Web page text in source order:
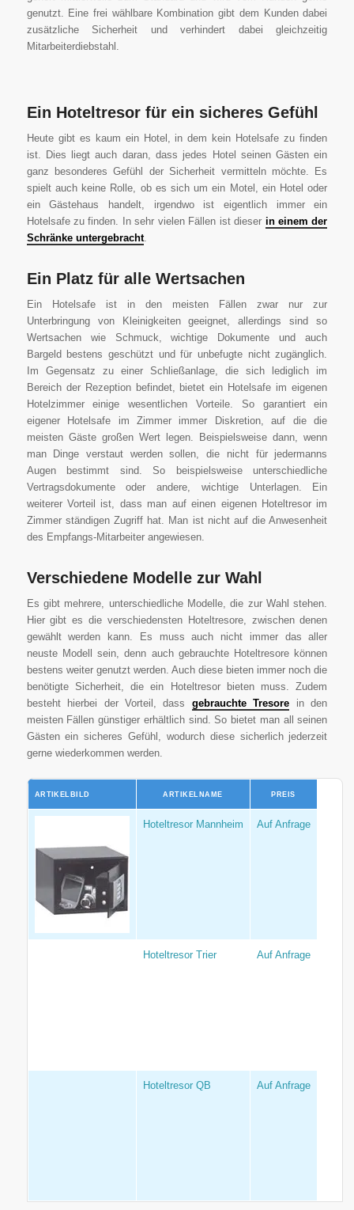
genutzt. Eine frei wählbare Kombination gibt dem Kunden dabei
zusätzliche Sicherheit und verhindert dabei gleichzeitig
Mitarbeiterdiebstahl.
Ein Hoteltresor für ein sicheres Gefühl
Heute gibt es kaum ein Hotel, in dem kein Hotelsafe zu finden
ist. Dies liegt auch daran, dass jedes Hotel seinen Gästen ein
ganz besonderes Gefühl der Sicherheit vermitteln möchte. Es
spielt auch keine Rolle, ob es sich um ein Motel, ein Hotel oder
ein Gästehaus handelt, irgendwo ist eigentlich immer ein
Hotelsafe zu finden. In sehr vielen Fällen ist dieser in einem der
Schränke untergebracht.
Ein Platz für alle Wertsachen
Ein Hotelsafe ist in den meisten Fällen zwar nur zur
Unterbringung von Kleinigkeiten geeignet, allerdings sind so
Wertsachen wie Schmuck, wichtige Dokumente und auch
Bargeld bestens geschützt und für unbefugte nicht zugänglich.
Im Gegensatz zu einer Schließanlage, die sich lediglich im
Bereich der Rezeption befindet, bietet ein Hotelsafe im eigenen
Hotelzimmer einige wesentlichen Vorteile. So garantiert ein
eigener Hotelsafe im Zimmer immer Diskretion, auf die die
meisten Gäste großen Wert legen. Beispielsweise dann, wenn
man Dinge verstaut werden sollen, die nicht für jedermanns
Augen bestimmt sind. So beispielsweise unterschiedliche
Vertragsdokumente oder andere, wichtige Unterlagen. Ein
weiterer Vorteil ist, dass man auf einen eigenen Hoteltresor im
Zimmer ständigen Zugriff hat. Man ist nicht auf die Anwesenheit
des Empfangs-Mitarbeiter angewiesen.
Verschiedene Modelle zur Wahl
Es gibt mehrere, unterschiedliche Modelle, die zur Wahl stehen.
Hier gibt es die verschiedensten Hoteltresore, zwischen denen
gewählt werden kann. Es muss auch nicht immer das aller
neuste Modell sein, denn auch gebrauchte Hoteltresore können
bestens weiter genutzt werden. Auch diese bieten immer noch die
benötigte Sicherheit, die ein Hoteltresor bieten muss. Zudem
besteht hierbei der Vorteil, dass gebrauchte Tresore in den
meisten Fällen günstiger erhältlich sind. So bietet man all seinen
Gästen ein sicheres Gefühl, wodurch diese sicherlich jederzeit
gerne wiederkommen werden.
ARTIKELBILD ARTIKELNAME PREIS
Hoteltresor Mannheim Auf Anfrage
Hoteltresor Trier Auf Anfrage
Hoteltresor QB Auf Anfrage